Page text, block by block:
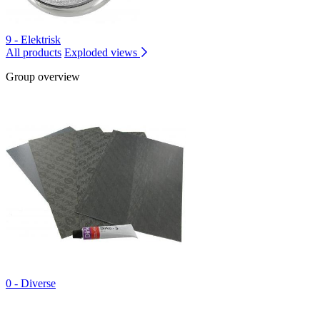
9 - Elektrisk
All products Exploded views
Group overview
0 - Diverse